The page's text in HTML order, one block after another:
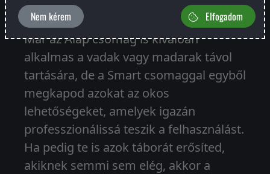
Már az Alap csomag is kiválóan
alkalmas a vadak vagy madarak távol
tartására, de a Smart csomaggal egyből
megkapod azokat az okos
lehetőségeket, amelyek igazán
professzionálissá teszik a felhasználást.
Ha pedig te is azok táborát erősíted,
akiknek semmi sem elég, akkor a
Nem kérem Elfogadom